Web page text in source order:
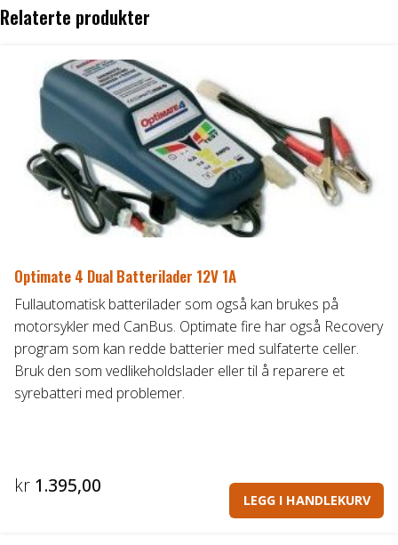
Relaterte produkter
Optimate 4 Dual Batterilader 12V 1A
Fullautomatisk batterilader som også kan brukes på
motorsykler med CanBus. Optimate fire har også Recovery
program som kan redde batterier med sulfaterte celler.
Bruk den som vedlikeholdslader eller til å reparere et
syrebatteri med problemer.
kr 1.395,00
LEGG I HANDLEKURV